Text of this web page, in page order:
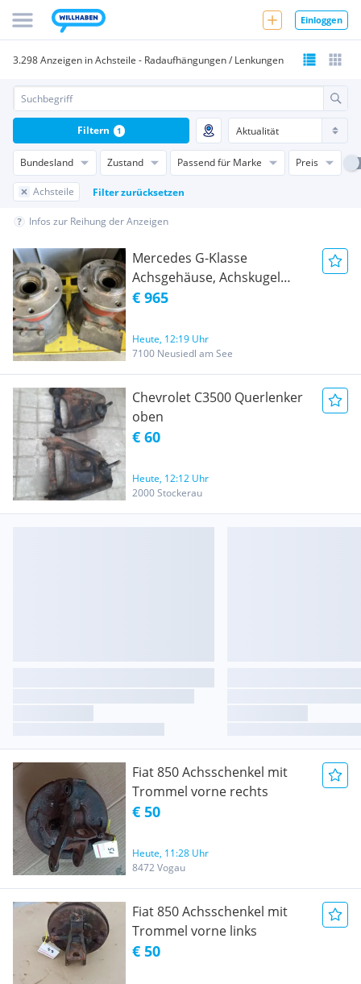
Einloggen
3.298 Anzeigen in Achsteile - Radaufhängungen / Lenkungen
Bundesland Zustand Passend für Marke Preis
Achsteile Filter zurücksetzen
Filtern 1
Infos zur Reihung der Anzeigen
Mercedes G-Klasse
Achsgehäuse, Achskugel
komplett W463, W461, W460
€ 965
Heute, 12:19 Uhr
7100 Neusiedl am See
Chevrolet C3500 Querlenker
oben
€ 60
Heute, 12:12 Uhr
2000 Stockerau
Fiat 850 Achsschenkel mit
Trommel vorne rechts
€ 50
Heute, 11:28 Uhr
8472 Vogau
Fiat 850 Achsschenkel mit
Trommel vorne links
€ 50